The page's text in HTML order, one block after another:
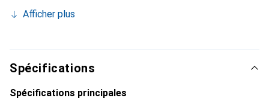
et indispensable de votre smartphone. Reconnaître
marque Noreve est un choix sûr pour une clientèle
exigeante.
Afficher plus
Spécifications
Spécifications principales